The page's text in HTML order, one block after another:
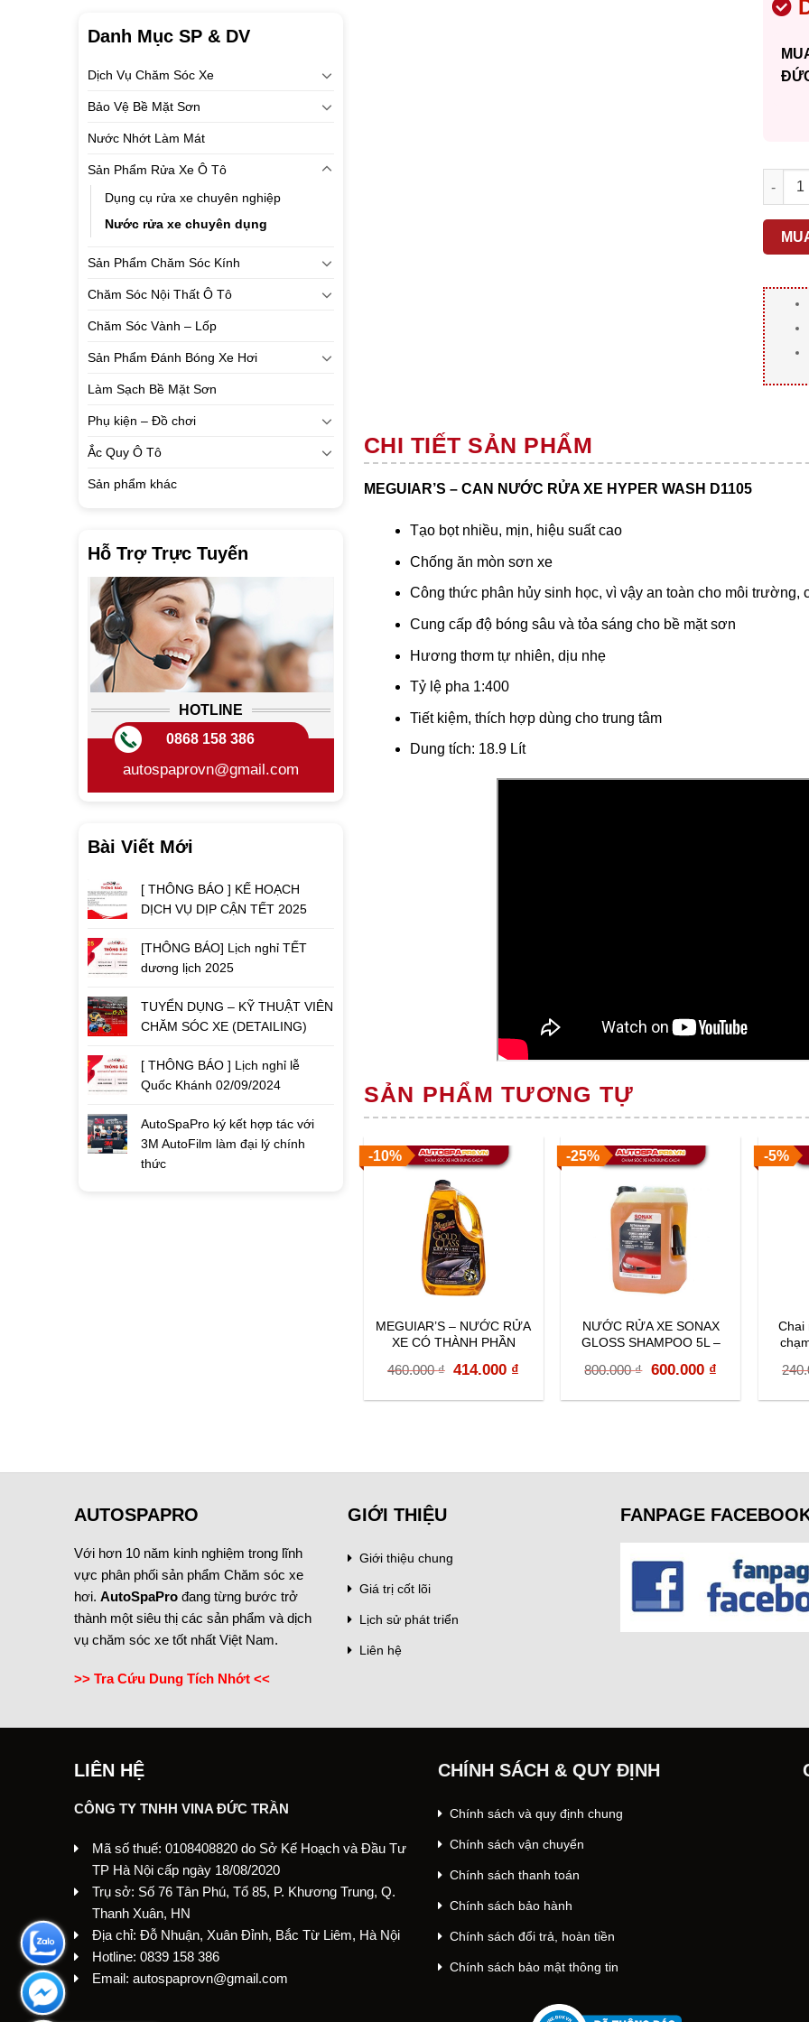
Danh Mục SP & DV
Dịch Vụ Chăm Sóc Xe
Bảo Vệ Bề Mặt Sơn
Nước Nhớt Làm Mát
Sản Phẩm Rửa Xe Ô Tô
Dụng cụ rửa xe chuyên nghiệp
Nước rửa xe chuyên dụng
Sản Phẩm Chăm Sóc Kính
Chăm Sóc Nội Thất Ô Tô
Chăm Sóc Vành – Lốp
Sản Phẩm Đánh Bóng Xe Hơi
Làm Sạch Bề Mặt Sơn
Phụ kiện – Đồ chơi
Ắc Quy Ô Tô
Sản phẩm khác
Hỗ Trợ Trực Tuyến
HOTLINE
0868 158 386
autospaprovn@gmail.com
Bài Viết Mới
[ THÔNG BÁO ] KẾ HOẠCH
DỊCH VỤ DỊP CẬN TẾT 2025
[THÔNG BÁO] Lịch nghỉ TẾT
dương lịch 2025
TUYỂN DỤNG – KỸ THUẬT VIÊN
CHĂM SÓC XE (DETAILING)
[ THÔNG BÁO ] Lịch nghỉ lễ
Quốc Khánh 02/09/2024
AutoSpaPro ký kết hợp tác với
3M AutoFilm làm đại lý chính
thức
CHI TIẾT SẢN PHẨM
MEGUIAR’S – CAN NƯỚC RỬA XE HYPER WASH D1105
Tạo bọt nhiều, mịn, hiệu suất cao
Chống ăn mòn sơn xe
Công thức phân hủy sinh học, vì vậy an toàn cho môi
Cung cấp độ bóng sâu và tỏa sáng cho bề mặt sơn
Hương thơm tự nhiên, dịu nhẹ
Tỷ lệ pha 1:400
Tiết kiệm, thích hợp dùng cho trung tâm
Dung tích: 18.9 Lít
SẢN PHẨM TƯƠNG TỰ
-10%
MEGUIAR’S – NƯỚC RỬA
XE CÓ THÀNH PHẦN
G7164
460.000₫ Original
414.000 ₫
-25%
NƯỚC RỬA XE SONAX
GLOSS SHAMPOO 5L –
800.000₫ Original
600.000 ₫Current
-5%
Chai
AUTOSPAPRO
Với hơn 10 năm kinh nghiệm trong lĩnh
vực phân phối sản phẩm Chăm sóc xe
hơi. AutoSpaPro đang từng bước trở
thành một siêu thị các sản phẩm và dịch
vụ chăm sóc xe tốt nhất Việt Nam.
>> Tra Cứu Dung Tích Nhớt <<
GIỚI THIỆU
Giới thiệu chung
Giá trị cốt lõi
Lịch sử phát triển
Liên hệ
FANPAGE
LIÊN HỆ
CÔNG TY TNHH VINA ĐỨC TRẦN
Mã số thuế: 0108408820 do Sở Kế Hoạch và Đầu Tư
TP Hà Nội cấp ngày 18/08/2020
Trụ sở: Số 76 Tân Phú, Tổ 85, P. Khương Trung, Q.
Thanh Xuân, HN
Địa chỉ: Đỗ Nhuận, Xuân Đỉnh, Bắc Từ Liêm, Hà Nội
Hotline: 0839 158 386
Email: autospaprovn@gmail.com
CHÍNH SÁCH & QUY ĐỊNH
Chính sách và quy định chung
Chính sách vận chuyển
Chính sách thanh toán
Chính sách bảo hành
Chính sách đổi trả, hoàn tiền
Chính sách bảo mật thông tin